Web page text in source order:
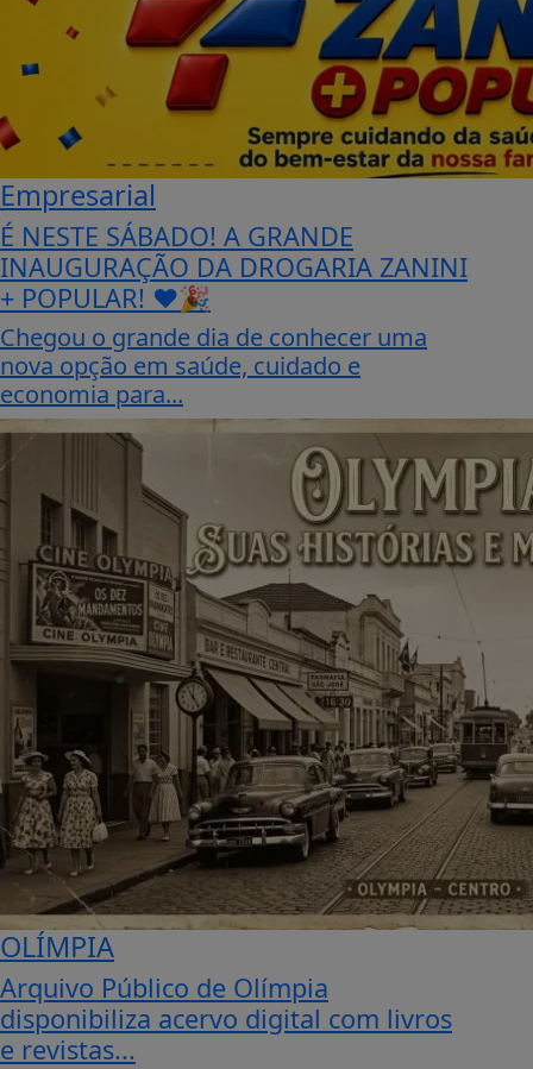
Empresarial
É NESTE SÁBADO! A GRANDE
INAUGURAÇÃO DA DROGARIA ZANINI
+ POPULAR! ❤️🎉
Chegou o grande dia de conhecer uma
nova opção em saúde, cuidado e
economia para...
OLÍMPIA
Arquivo Público de Olímpia
disponibiliza acervo digital com livros
e revistas...